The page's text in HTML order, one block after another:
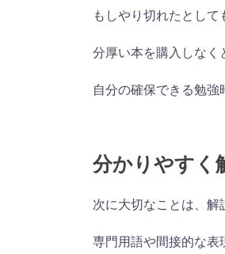
もしやり切れたとして
分厚い本を購入しなく
自分の確保できる勉強
分かりやすく
次に大切なことは、解
専門用語や間接的な表